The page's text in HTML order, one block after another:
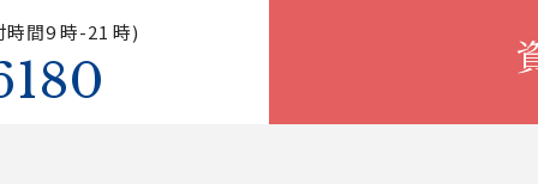
時間9 時-21 時)